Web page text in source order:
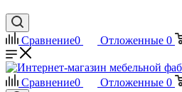
Сравнение0 Отложенные 0
Сравнение0 Отложенные 0